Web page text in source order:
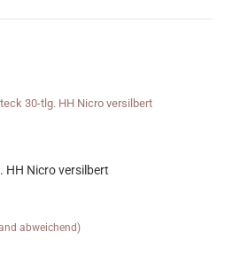
HH Nicro versilbert
abweichend)